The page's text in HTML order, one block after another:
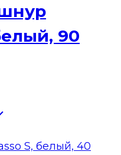
90